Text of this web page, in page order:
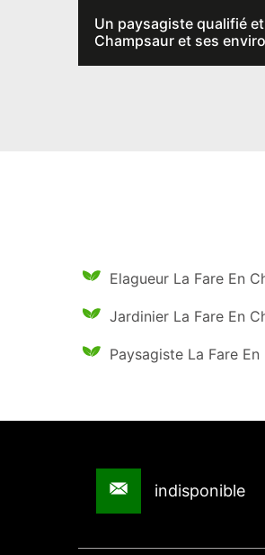
Un paysagiste qualifié
Champsaur et ses
Elagueur La Fare En
Jardinier La Fare En
Paysagiste La Fare
indisponible